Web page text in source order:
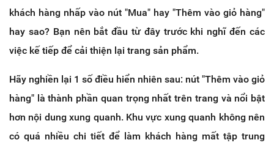
khách hàng nhấp vào nút "Mua" hay "Thêm vào giỏ hàng"
hay sao? Bạn nên bắt đầu từ đây trước khi nghĩ đến các
việc kế tiếp để cải thiện lại trang sản phẩm.
Hãy nghiền lại 1 số điều hiển nhiên sau: nút "Thêm vào giỏ
hàng" là thành phần quan trọng nhất trên trang và nổi bật
hơn nội dung xung quanh. Khu vực xung quanh không nên
có quá nhiều chi tiết để làm khách hàng mất tập trung